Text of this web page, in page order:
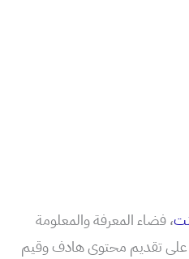
، فضاء المعرفة والمعلومة
على تقديم محتوى هادف وقيم